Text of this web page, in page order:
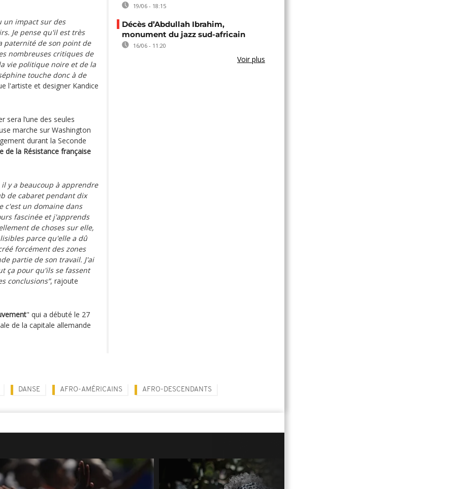
un impact sur des
Je pense qu'il est très
paternité de son point de
nombreuses critiques de
vie politique noire et de la
touche donc à de
l'artiste et designer Kandice
sera l’une des seules
marche sur Washington
durant la Seconde
de la Résistance française
y a beaucoup à apprendre
de cabaret pendant dix
c'est un domaine dans
fascinée et j'apprends
de choses sur elle,
parce qu'elle a dû
forcément des zones
partie de son travail. J'ai
ça pour qu'ils se fassent
conclusions”, rajoute
" qui a débuté le 27
de la capitale allemande
19/06 - 18:15
Décès d’Abdullah Ibrahim,
monument du jazz sud-africain
16/06 - 11:20
Voir plus
DANSE AFRO-AMÉRICAINS AFRO-DESCENDANTS